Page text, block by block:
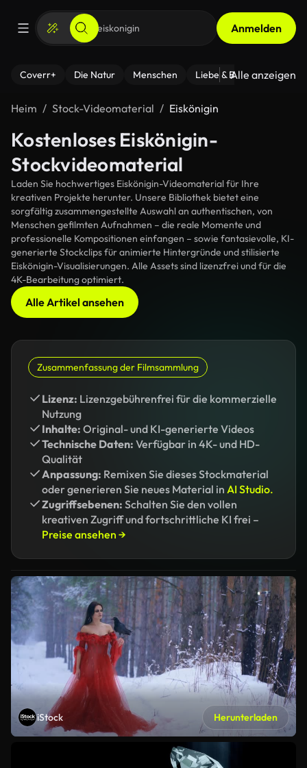
Anmelden
Coverr+ Die Natur Menschen Liebe & Beziehungen
Alle anzeigen
Heim Stock-Videomaterial Eiskönigin
Kostenloses Eiskönigin-
Stockvideomaterial
Laden Sie hochwertiges Eiskönigin-Videomaterial für Ihre
kreativen Projekte herunter. Unsere Bibliothek bietet eine
sorgfältig zusammengestellte Auswahl an authentischen, von
Menschen gefilmten Aufnahmen – die reale Momente und
professionelle Kompositionen einfangen – sowie fantasievolle, KI-
generierte Stockclips für animierte Hintergründe und stilisierte
Eiskönigin-Visualisierungen. Alle Assets sind lizenzfrei und für die
4K-Bearbeitung optimiert.
Alle Artikel ansehen
Zusammenfassung der Filmsammlung
Lizenz: Lizenzgebührenfrei für die kommerzielle
Nutzung
Inhalte: Original- und KI-generierte Videos
Technische Daten: Verfügbar in 4K- und HD-
Qualität
Anpassung: Remixen Sie dieses Stockmaterial
oder generieren Sie neues Material in AI Studio.
Zugriffsebenen: Schalten Sie den vollen
kreativen Zugriff und fortschrittliche KI frei –
Preise ansehen →
iStock Herunterladen